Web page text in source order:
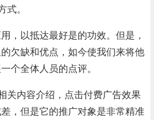
。
，以抵达最好是的功效。但是，
欠缺和优点，如今使我们来将他
个全体人员的点评。
关内容介绍，点击付费广告效果
，但是它的推广对象是非常精准